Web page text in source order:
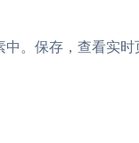
。保存，查看实时